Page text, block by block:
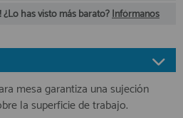
¿Lo has visto más barato?Infórmanos
mesa garantiza una sujeción
la superficie de trabajo.